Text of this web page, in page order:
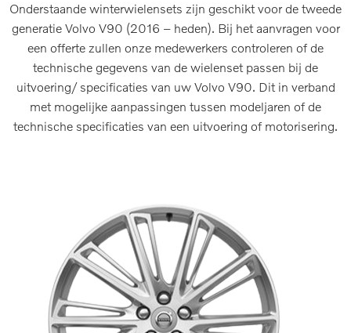
Onderstaande winterwielensets zijn geschikt voor de tweede
generatie Volvo V90 (2016 – heden). Bij het aanvragen voor
een offerte zullen onze medewerkers controleren of de
technische gegevens van de wielenset passen bij de
uitvoering/ specificaties van uw Volvo V90. Dit in verband
met mogelijke aanpassingen tussen modeljaren of de
technische specificaties van een uitvoering of motorisering.